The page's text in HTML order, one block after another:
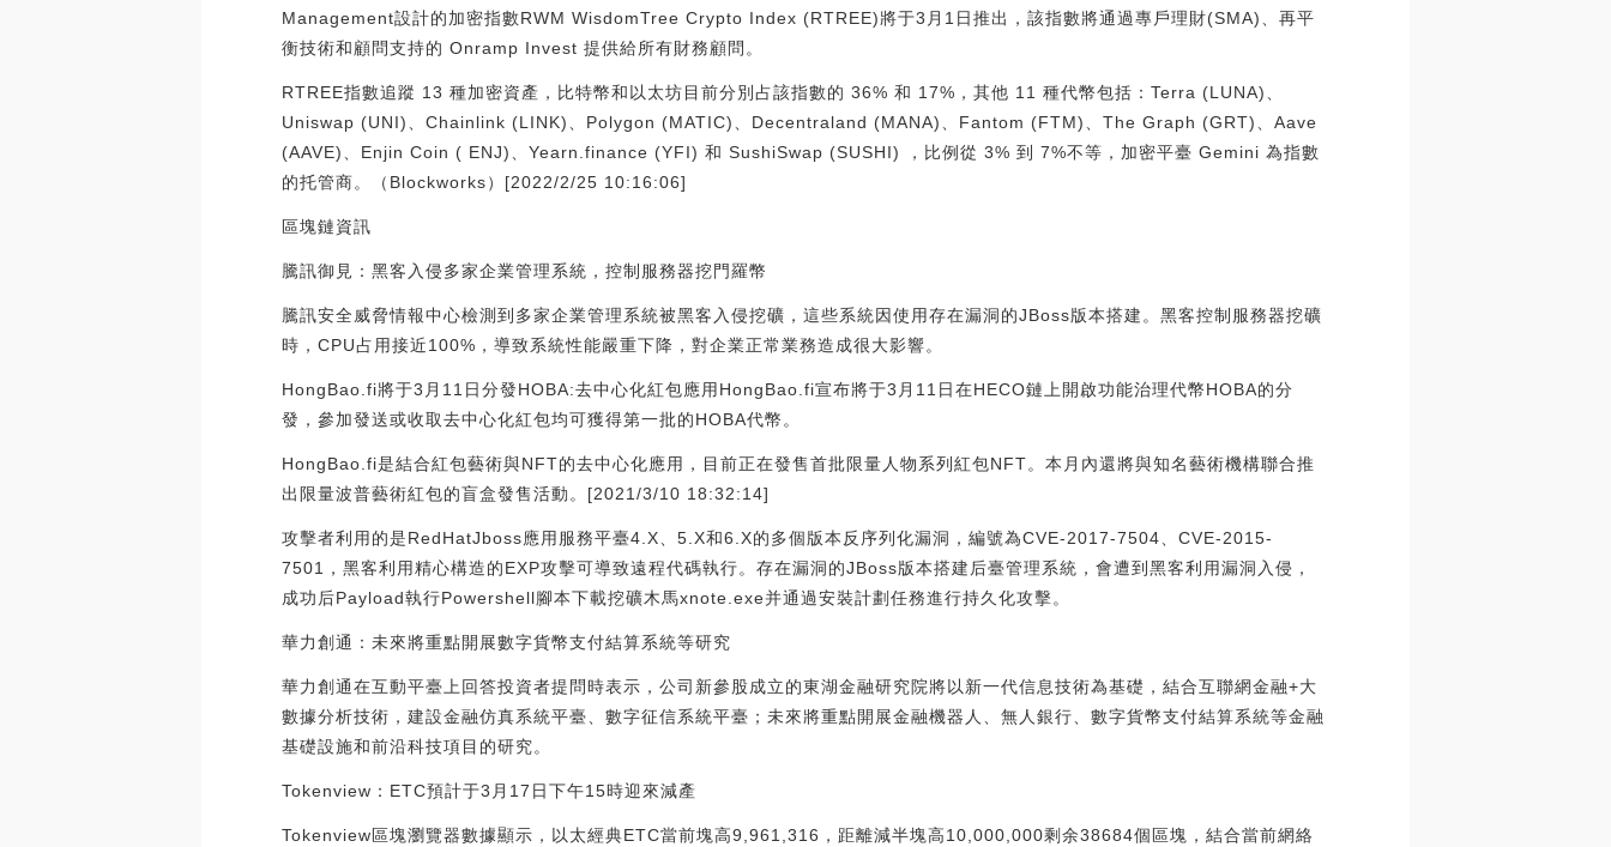
Management設計的加密指數RWM WisdomTree Crypto Index (RTREE)將于3月1日推出，該指數將通過專戶理財(SMA)、再平
衡技術和顧問支持的 Onramp Invest 提供給所有財務顧問。
RTREE指數追蹤 13 種加密資產，比特幣和以太坊目前分別占該指數的 36% 和 17%，其他 11 種代幣包括：Terra (LUNA)、
Uniswap (UNI)、Chainlink (LINK)、Polygon (MATIC)、Decentraland (MANA)、Fantom (FTM)、The Graph (GRT)、Aave
(AAVE)、Enjin Coin ( ENJ)、Yearn.finance (YFI) 和 SushiSwap (SUSHI) ，比例從 3% 到 7%不等，加密平臺 Gemini 為指數
的托管商。（Blockworks）[2022/2/25 10:16:06]
區塊鏈資訊
騰訊御見：黑客入侵多家企業管理系統，控制服務器挖門羅幣
騰訊安全威脅情報中心檢測到多家企業管理系統被黑客入侵挖礦，這些系統因使用存在漏洞的JBoss版本搭建。黑客控制服務器挖礦
時，CPU占用接近100%，導致系統性能嚴重下降，對企業正常業務造成很大影響。
HongBao.fi將于3月11日分發HOBA:去中心化紅包應用HongBao.fi宣布將于3月11日在HECO鏈上開啟功能治理代幣HOBA的分
發，參加發送或收取去中心化紅包均可獲得第一批的HOBA代幣。
HongBao.fi是結合紅包藝術與NFT的去中心化應用，目前正在發售首批限量人物系列紅包NFT。本月內還將與知名藝術機構聯合推
出限量波普藝術紅包的盲盒發售活動。[2021/3/10 18:32:14]
攻擊者利用的是RedHatJboss應用服務平臺4.X、5.X和6.X的多個版本反序列化漏洞，編號為CVE-2017-7504、CVE-2015-
7501，黑客利用精心構造的EXP攻擊可導致遠程代碼執行。存在漏洞的JBoss版本搭建后臺管理系統，會遭到黑客利用漏洞入侵，
成功后Payload執行Powershell腳本下載挖礦木馬xnote.exe并通過安裝計劃任務進行持久化攻擊。
華力創通：未來將重點開展數字貨幣支付結算系統等研究
華力創通在互動平臺上回答投資者提問時表示，公司新參股成立的東湖金融研究院將以新一代信息技術為基礎，結合互聯網金融+大
數據分析技術，建設金融仿真系統平臺、數字征信系統平臺；未來將重點開展金融機器人、無人銀行、數字貨幣支付結算系統等金融
基礎設施和前沿科技項目的研究。
Tokenview：ETC預計于3月17日下午15時迎來減產
Tokenview區塊瀏覽器數據顯示，以太經典ETC當前塊高9,961,316，距離減半塊高10,000,000剩余38684個區塊，結合當前網絡